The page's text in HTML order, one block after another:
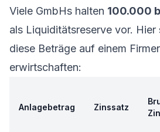
Viele GmbHs halten 100.000
als Liquiditätsreserve vor. Hier
diese Beträge auf einem
erwirtschaften:
Anlagebetrag Zinssatz